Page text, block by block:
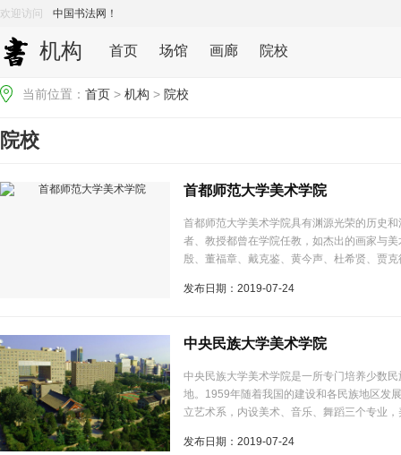
欢迎访问 中国书法网！
机构 首页 场馆 画廊 院校
当前位置： 首页 > 机构 > 院校
院校
首都师范大学美术学院
首都师范大学美术学院具有渊源光荣的历史
者、教授都曾在学院任教，如杰出的画家与
殷、董福章、戴克鉴、黄今声、杜希贤、贾
发布日期：2019-07-24
中央民族大学美术学院
中央民族大学美术学院是一所专门培养少数
地。1959年随着我国的建设和各民族地区发
立艺术系，内设美术、音乐、舞蹈三个专业
毕业生，他们与中南民族学院合并来的民族
发布日期：2019-07-24